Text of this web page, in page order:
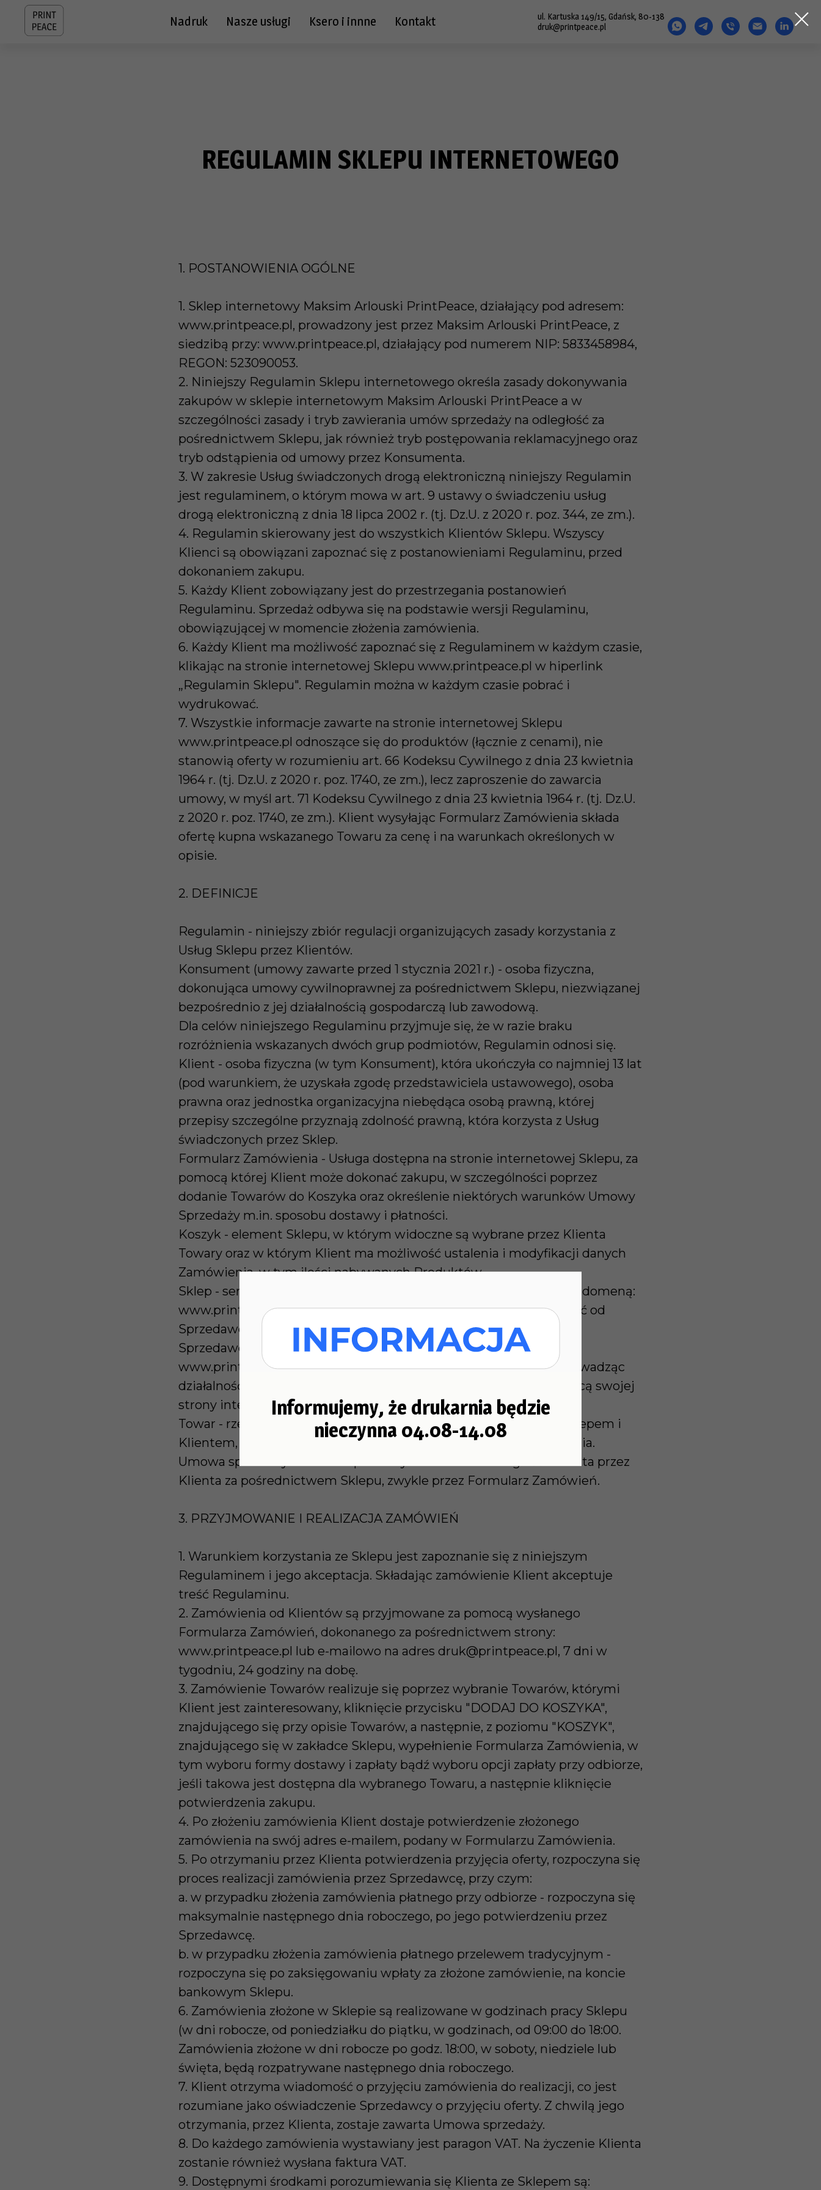
Nadruk Nasze usługi Ksero i innne Kontakt
ul. Kartuska 149/15, Gdańsk, 80-138
druk@printpeace.pl
Informujemy, że drukarnia będzie
nieczynna 04.08-14.08
REGULAMIN SKLEPU INTERNETOWEGO
1. POSTANOWIENIA OGÓLNE
1. Sklep internetowy Maksim Arlouski PrintPeace, działający pod adresem:
www.printpeace.pl, prowadzony jest przez Maksim Arlouski PrintPeace, z
siedzibą przy: www.printpeace.pl, działający pod numerem NIP: 5833458984,
REGON: 523090053.
2. Niniejszy Regulamin Sklepu internetowego określa zasady dokonywania
zakupów w sklepie internetowym Maksim Arlouski PrintPeace a w
szczególności zasady i tryb zawierania umów sprzedaży na odległość za
pośrednictwem Sklepu, jak również tryb postępowania reklamacyjnego oraz
tryb odstąpienia od umowy przez Konsumenta.
3. W zakresie Usług świadczonych drogą elektroniczną niniejszy Regulamin
jest regulaminem, o którym mowa w art. 9 ustawy o świadczeniu usług
drogą elektroniczną z dnia 18 lipca 2002 r. (tj. Dz.U. z 2020 r. poz. 344, ze zm.).
4. Regulamin skierowany jest do wszystkich Klientów Sklepu. Wszyscy
Klienci są obowiązani zapoznać się z postanowieniami Regulaminu, przed
dokonaniem zakupu.
5. Każdy Klient zobowiązany jest do przestrzegania postanowień
Regulaminu. Sprzedaż odbywa się na podstawie wersji Regulaminu,
obowiązującej w momencie złożenia zamówienia.
6. Każdy Klient ma możliwość zapoznać się z Regulaminem w każdym czasie,
klikając na stronie internetowej Sklepu www.printpeace.pl w hiperlink
„Regulamin Sklepu". Regulamin można w każdym czasie pobrać i
wydrukować.
7. Wszystkie informacje zawarte na stronie internetowej Sklepu
www.printpeace.pl odnoszące się do produktów (łącznie z cenami), nie
stanowią oferty w rozumieniu art. 66 Kodeksu Cywilnego z dnia 23 kwietnia
1964 r. (tj. Dz.U. z 2020 r. poz. 1740, ze zm.), lecz zaproszenie do zawarcia
umowy, w myśl art. 71 Kodeksu Cywilnego z dnia 23 kwietnia 1964 r. (tj. Dz.U.
z 2020 r. poz. 1740, ze zm.). Klient wysyłając Formularz Zamówienia składa
ofertę kupna wskazanego Towaru za cenę i na warunkach określonych w
opisie.
2. DEFINICJE
Regulamin - niniejszy zbiór regulacji organizujących zasady korzystania z
Usług Sklepu przez Klientów.
Konsument (umowy zawarte przed 1 stycznia 2021 r.) - osoba fizyczna,
dokonująca umowy cywilnoprawnej za pośrednictwem Sklepu, niezwiązanej
bezpośrednio z jej działalnością gospodarczą lub zawodową.
Dla celów niniejszego Regulaminu przyjmuje się, że w razie braku
rozróżnienia wskazanych dwóch grup podmiotów, Regulamin odnosi się.
Klient - osoba fizyczna (w tym Konsument), która ukończyła co najmniej 13 lat
(pod warunkiem, że uzyskała zgodę przedstawiciela ustawowego), osoba
prawna oraz jednostka organizacyjna niebędąca osobą prawną, której
przepisy szczególne przyznają zdolność prawną, która korzysta z Usług
świadczonych przez Sklep.
Formularz Zamówienia - Usługa dostępna na stronie internetowej Sklepu, za
pomocą której Klient może dokonać zakupu, w szczególności poprzez
dodanie Towarów do Koszyka oraz określenie niektórych warunków Umowy
Sprzedaży m.in. sposobu dostawy i płatności.
Koszyk - element Sklepu, w którym widoczne są wybrane przez Klienta
Towary oraz w którym Klient ma możliwość ustalenia i modyfikacji danych
Zamówienia, w tym ilości nabywanych Produktów.
Sklep - serwis internetowy, należący do Sprzedawcy, dostępny pod domeną:
www.printpeace.pl, za pośrednictwem którego Klient może zakupić od
Sprzedawcy Towary.
Sprzedawca - Maksim Arlouski Printpeace z siedzibą przy:
www.printpeace.pl, NIP: 5833458984, REGON: 523090053 który prowadząc
działalność zarobkową lub zawodową proponuje sprzedaż za pomocą swojej
strony internetowej.
Towar - rzecz ruchoma, będąca przedmiotem obrotu pomiędzy Sklepem i
Klientem, którego warunki sprzedaży określa Formularz Zamówienia.
Umowa sprzedaży - umowa sprzedaży Towarów na odległość zawarta przez
Klienta za pośrednictwem Sklepu, zwykle przez Formularz Zamówień.
3. PRZYJMOWANIE I REALIZACJA ZAMÓWIEŃ
1. Warunkiem korzystania ze Sklepu jest zapoznanie się z niniejszym
Regulaminem i jego akceptacja. Składając zamówienie Klient akceptuje
treść Regulaminu.
2. Zamówienia od Klientów są przyjmowane za pomocą wysłanego
Formularza Zamówień, dokonanego za pośrednictwem strony:
www.printpeace.pl lub e-mailowo na adres druk@printpeace.pl, 7 dni w
tygodniu, 24 godziny na dobę.
3. Zamówienie Towarów realizuje się poprzez wybranie Towarów, którymi
Klient jest zainteresowany, kliknięcie przycisku "DODAJ DO KOSZYKA",
znajdującego się przy opisie Towarów, a następnie, z poziomu "KOSZYK",
znajdującego się w zakładce Sklepu, wypełnienie Formularza Zamówienia, w
tym wyboru formy dostawy i zapłaty bądź wyboru opcji zapłaty przy odbiorze,
jeśli takowa jest dostępna dla wybranego Towaru, a następnie kliknięcie
potwierdzenia zakupu.
4. Po złożeniu zamówienia Klient dostaje potwierdzenie złożonego
zamówienia na swój adres e-mailem, podany w Formularzu Zamówienia.
5. Po otrzymaniu przez Klienta potwierdzenia przyjęcia oferty, rozpoczyna się
proces realizacji zamówienia przez Sprzedawcę, przy czym:
a. w przypadku złożenia zamówienia płatnego przy odbiorze - rozpoczyna się
maksymalnie następnego dnia roboczego, po jego potwierdzeniu przez
Sprzedawcę.
b. w przypadku złożenia zamówienia płatnego przelewem tradycyjnym -
rozpoczyna się po zaksięgowaniu wpłaty za złożone zamówienie, na koncie
bankowym Sklepu.
6. Zamówienia złożone w Sklepie są realizowane w godzinach pracy Sklepu
(w dni robocze, od poniedziałku do piątku, w godzinach, od 09:00 do 18:00.
Zamówienia złożone w dni robocze po godz. 18:00, w soboty, niedziele lub
święta, będą rozpatrywane następnego dnia roboczego.
7. Klient otrzyma wiadomość o przyjęciu zamówienia do realizacji, co jest
rozumiane jako oświadczenie Sprzedawcy o przyjęciu oferty. Z chwilą jego
otrzymania, przez Klienta, zostaje zawarta Umowa sprzedaży.
8. Do każdego zamówienia wystawiany jest paragon VAT. Na życzenie Klienta
zostanie również wysłana faktura VAT.
9. Dostępnymi środkami porozumiewania się Klienta ze Sklepem są: